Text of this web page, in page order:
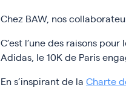
Chez BAW, nos
C’est l’une des raisons
Adidas, le 10K de Paris
En s’inspirant de la Charte